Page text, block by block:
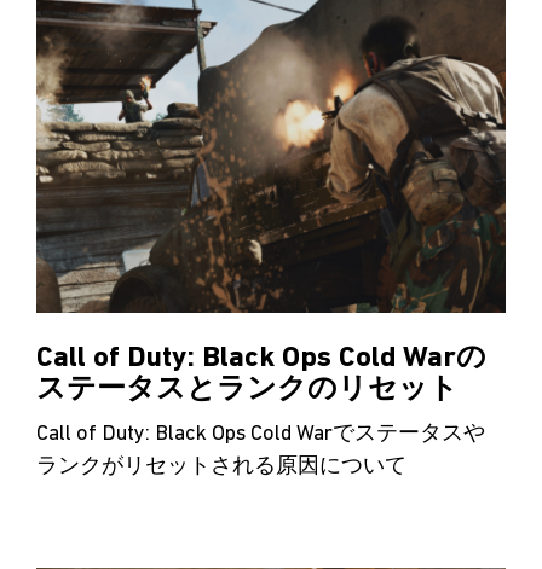
Call of Duty: Black Ops Cold Warの
ステータスとランクのリセット
Call of Duty: Black Ops Cold Warでステータスや
ランクがリセットされる原因について